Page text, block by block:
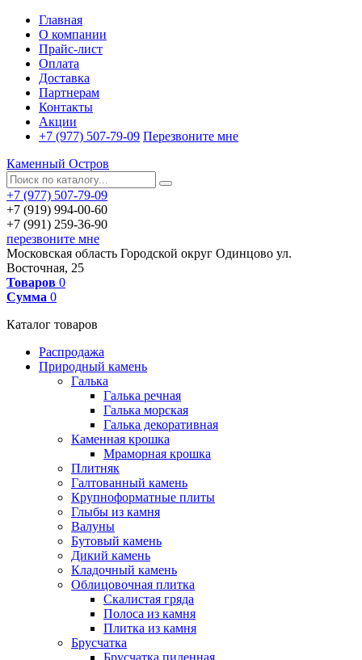
Главная
О компании
Прайс-лист
Оплата
Доставка
Партнерам
Контакты
Акции
+7 (977) 507-79-09 Перезвоните мне
Каменный Остров
+7 (977) 507-79-09
+7 (919) 994-00-60
+7 (991) 259-36-90
перезвоните мне
Московская область Городской округ Одинцово ул.
Восточная, 25
Товаров 0
Сумма 0
Каталог товаров
Распродажа
Природный камень
Галька
Галька речная
Галька морская
Галька декоративная
Каменная крошка
Мраморная крошка
Плитняк
Галтованный камень
Крупноформатные плиты
Глыбы из камня
Валуны
Бутовый камень
Дикий камень
Кладочный камень
Облицовочная плитка
Скалистая гряда
Полоса из камня
Плитка из камня
Брусчатка
Брусчатка пиленная